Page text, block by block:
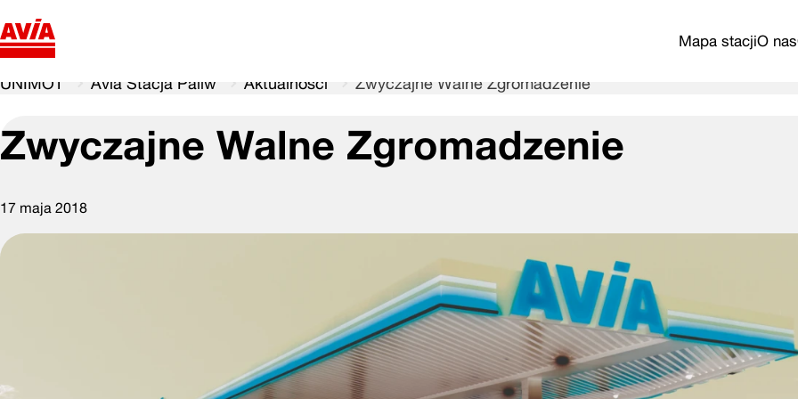
Mapa stacjiO nas
UNIMOT Avia Stacja Paliw Aktualności Zwyczajne Walne Zgromadzenie
Zwyczajne Walne Zgromadzenie
17 maja 2018